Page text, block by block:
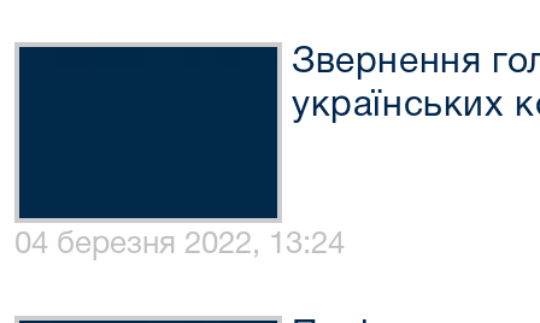
Звернення
українських
04 березня 2022, 13:24